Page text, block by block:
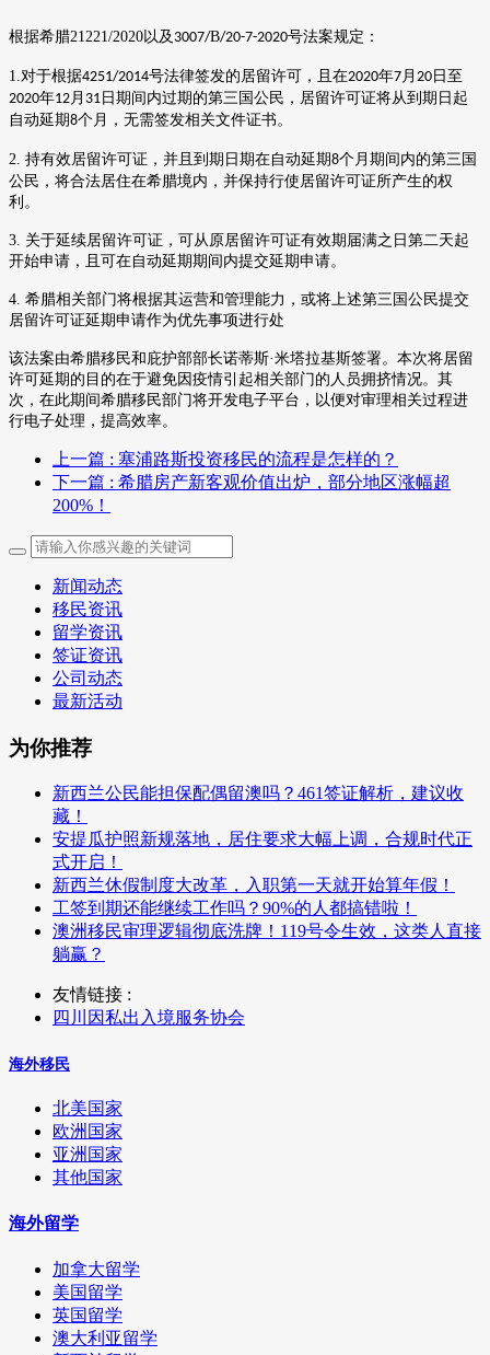
根据希腊21221/2020以及 3007/Β/20-7-2020号法案规定：
1. 对于根据4251/2014号法律签发的居留许可，且在2020年7 月 20 日至
2020年12 月 31 日期间内过期的第三国公民，居留许可证将从到期日起
自动延期8个月，无需签发相关文件证书。
2. 持有效居留许可证，并且到期日期在自动延期8个月期间内的第三国
公民，将合法居住在希腊境内，并保持行使居留许可证所产生的权
利。
3. 关于延续居留许可证，可从原居留许可证有效期届满之日第二天起
开始申请，且可在自动延期期间内提交延期申请。
4. 希腊相关部门将根据其运营和管理能力，或将上述第三国公民提交
居留许可证延期申请作为优先事项进行处
该法案由希腊移民和庇护部部长诺蒂斯·米塔拉基斯签署。本次将居留
许可延期的目的在于避免因疫情引起相关部门的人员拥挤情况。其
次，在此期间希腊移民部门将开发电子平台，以便对审理相关过程进
行电子处理，提高效率。
上一篇 : 塞浦路斯投资移民的流程是怎样的？
下一篇 : 希腊房产新客观价值出炉，部分地区涨幅超
200%！
新闻动态
移民资讯
留学资讯
签证资讯
公司动态
最新活动
为你推荐
新西兰公民能担保配偶留澳吗？461签证解析，建议收
藏！
安提瓜护照新规落地，居住要求大幅上调，合规时代正
式开启！
新西兰休假制度大改革，入职第一天就开始算年假！
工签到期还能继续工作吗？90%的人都搞错啦！
澳洲移民审理逻辑彻底洗牌！119号令生效，这类人直接
躺赢？
友情链接 :
四川因私出入境服务协会
海外移民
北美国家
欧洲国家
亚洲国家
其他国家
海外留学
加拿大留学
美国留学
英国留学
澳大利亚留学